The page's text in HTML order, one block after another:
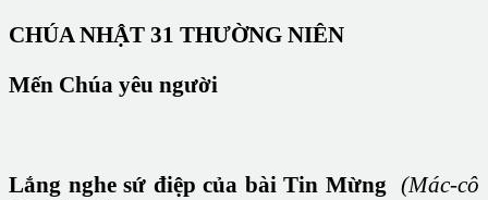
CHÚA NHẬT 31 THƯỜNG NIÊN
Mến Chúa yêu người
Lắng nghe sứ điệp của bài Tin Mừng (Mác-cô